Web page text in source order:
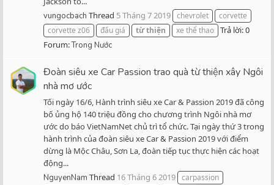
vungocbach Thread 5 Tháng 7 2019 chevrolet
corvette
corvette z06
đấu giá từthiện xe thể thao Trả lời: 0
Forum:Trong Nước
Đoàn siêu xe Car Passion trao quà từ thiện xây Ngôi
nhà mơ ước
Tối ngày 16/6, Hành trình siêu xe Car & Passion 2019 đã công
bố ủng hộ 140 triệu đồng cho chương trình Ngôi nhà mơ
ước do báo VietNamNet chủ trì tổ chức. Tại ngày thứ 3 trong
hành trình của đoàn siêu xe Car & Passion 2019 với điểm
dừng là Mộc Châu, Sơn La, đoàn tiếp tục thực hiện các hoạt
động...
NguyenNam Thread 16 Tháng 6 2019 carpassion